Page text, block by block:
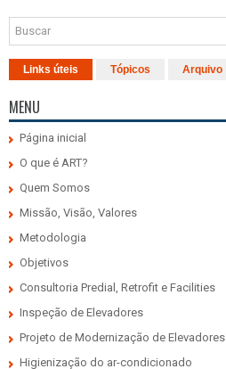
Links úteis Tópicos Arquivo
MENU
Página inicial
O que é ART?
Quem Somos
Missão, Visão, Valores
Metodologia
Objetivos
Consultoria Predial, Retrofit e Facilities
Inspeção de Elevadores
Projeto de Modernização de Elevadores
Higienização do ar-condicionado